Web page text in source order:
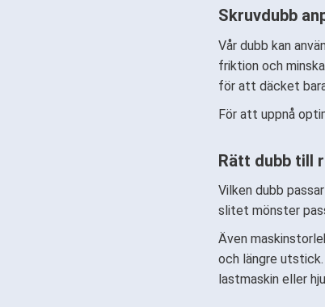
Skruvdubb
Vår dubb kan
friktion och
för att däcket
För att uppnå
Rätt dubb till
Vilken dubb
slitet mönster
Även
och längre
lastmaskin eller